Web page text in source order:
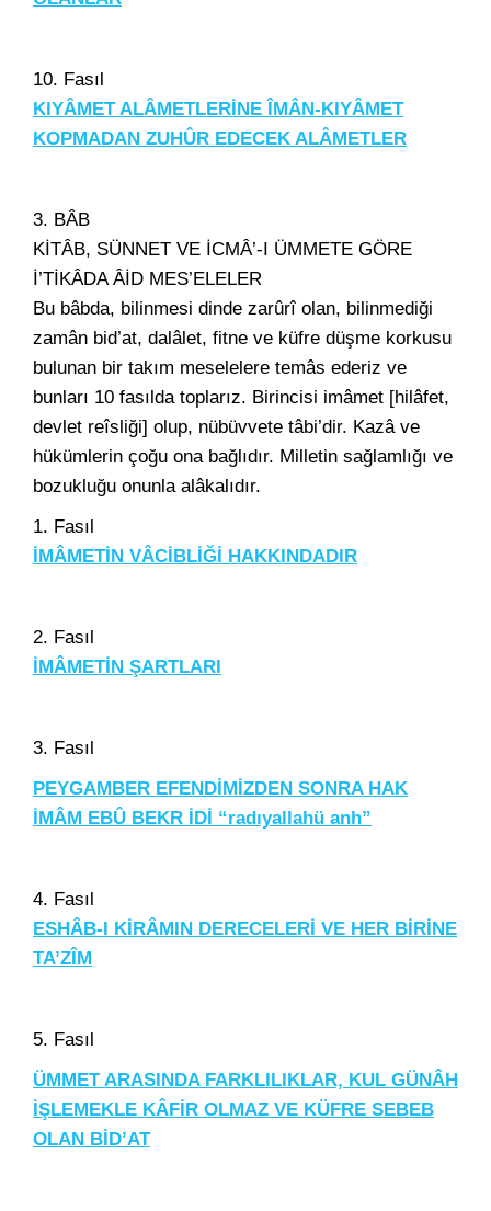
10. Fasıl
KIYÂMET ALÂMETLERİNE ÎMÂN-KIYÂMET
KOPMADAN ZUHÛR EDECEK ALÂMETLER
3. BÂB
KİTÂB, SÜNNET VE İCMÂ’-I ÜMMETE GÖRE
İ’TİKÂDA ÂİD MES’ELELER
Bu bâbda, bilinmesi dinde zarûrî olan, bilinmediği
zamân bid’at, dalâlet, fitne ve küfre düşme korkusu
bulunan bir takım meselelere temâs ederiz ve
bunları 10 fasılda toplarız. Birincisi imâmet [hilâfet,
devlet reîsliği] olup, nübüvvete tâbi’dir. Kazâ ve
hükümlerin çoğu ona bağlıdır. Milletin sağlamlığı ve
bozukluğu onunla alâkalıdır.
1. Fasıl
İMÂMETİN VÂCİBLİĞİ HAKKINDADIR
2. Fasıl
İMÂMETİN ŞARTLARI
3. Fasıl
PEYGAMBER EFENDİMİZDEN SONRA HAK
İMÂM EBÛ BEKR İDİ “radıyallahü anh”
4. Fasıl
ESHÂB-I KİRÂMIN DERECELERİ VE HER BİRİNE
TA’ZÎM
5. Fasıl
ÜMMET ARASINDA FARKLILIKLAR, KUL GÜNÂH
İŞLEMEKLE KÂFİR OLMAZ VE KÜFRE SEBEB
OLAN BİD’AT